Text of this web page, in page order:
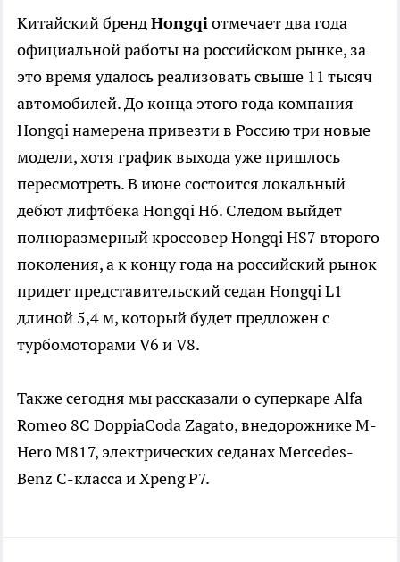
Китайский брендHongqiотмечает два года
официальной работы на российском рынке, за
это время удалось реализовать свыше 11 тысяч
автомобилей. До конца этого года компания
Hongqi намерена привезти в Россию три новые
модели, хотя график выхода уже пришлось
пересмотреть. В июне состоится локальный
дебют лифтбека Hongqi H6. Следом выйдет
полноразмерный кроссовер Hongqi HS7 второго
поколения, а к концу года на российский рынок
придет представительский седан Hongqi L1
длиной 5,4 м, который будет предложен с
турбомоторами V6 и V8.
Также сегодня мы рассказали о суперкаре Alfa
Romeo 8C DoppiaCoda Zagato, внедорожнике M-
Hero M817, электрических седанах Mercedes-
Benz C-класса и Xpeng P7.